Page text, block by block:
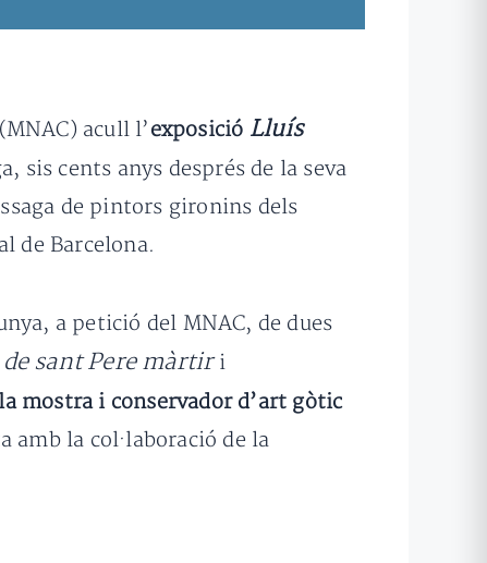
acull l’exposició Lluís
sis cents anys després de la seva
de pintors gironins dels
de Barcelona.
a petició del MNAC, de dues
sant Pere màrtiri
mostra i conservador d’art gòtic
amb la col·laboració de la